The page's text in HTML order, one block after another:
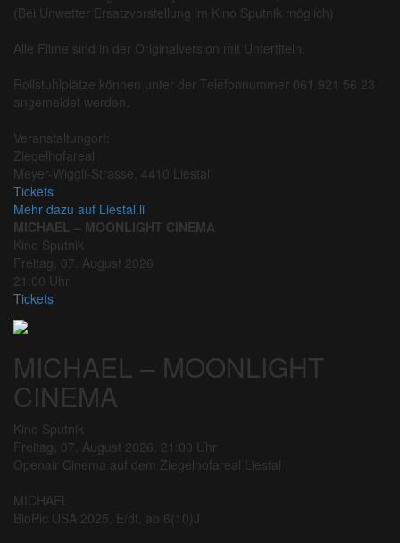
(Bei Unwetter Ersatzvorstellung im Kino Sputnik möglich)
Alle Filme sind in der Originalversion mit Untertiteln.
Rollstuhlplätze können unter der Telefonnummer 061 921 56 23
angemeldet werden.
Veranstaltungort:
Ziegelhofareal
Meyer-Wiggli-Strasse, 4410 Liestal
Tickets
Mehr dazu auf Liestal.li
MICHAEL – MOONLIGHT CINEMA
Kino Sputnik
Freitag, 07. August 2026
21:00 Uhr
Tickets
MICHAEL – MOONLIGHT
CINEMA
Kino Sputnik
Freitag, 07. August 2026. 21:00 Uhr
Openair Cinema auf dem Ziegelhofareal Liestal
MICHAEL
BioPic USA 2025, E/df, ab 6(10)J